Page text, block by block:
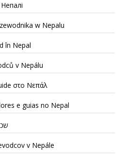
w Nepalu
în Nepal
v Nepálu
στο Νεπάλ
e guias no Nepal
v Nepále